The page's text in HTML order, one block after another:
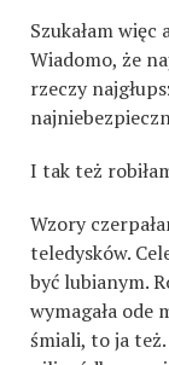
Szukałam
Wiadomo, że
rzeczy
I tak też
Wzory
teledysków.
być lubianym.
wymagała ode
śmiali, to ja